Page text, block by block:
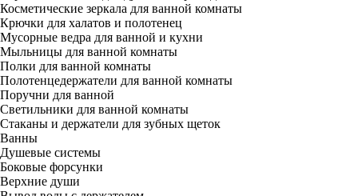
Косметические зеркала для ванной комнаты
Крючки для халатов и полотенец
Мусорные ведра для ванной и кухни
Мыльницы для ванной комнаты
Полки для ванной комнаты
Полотенцедержатели для ванной комнаты
Поручни для ванной
Светильники для ванной комнаты
Стаканы и держатели для зубных щеток
Ванны
Душевые системы
Боковые форсунки
Верхние души